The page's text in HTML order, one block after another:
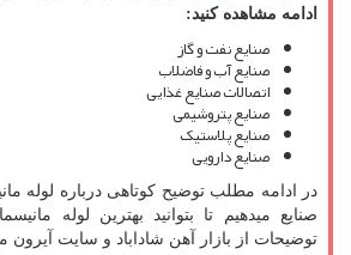
ادامه مشاهده کنید:
صنایع نفت و گاز
صنایع آب و فاضلاب
اتصالات صنایع غذایی
صنایع پتروشیمی
صنایع پلاستیک
صنایع دارویی
در ادامه مطلب توضیح کوتاهی درباره لوله
صنایع میدهیم تا بتوانید بهترین لوله
توضیحات از بازار آهن شاداباد و سایت آیرون